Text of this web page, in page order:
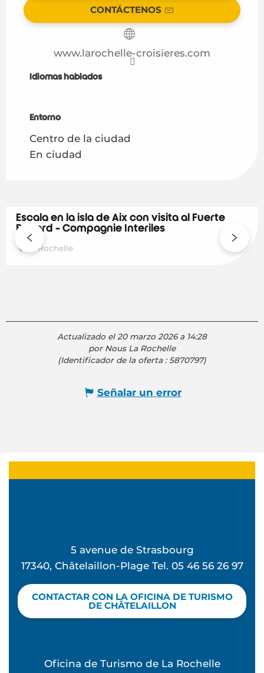
CONTÁCTENOS
www.larochelle-croisieres.com
Idiomas hablados
Idiomas hablados
Entorno
Entorno
Centro de la ciudad
En ciudad
Escala en la isla de Aix con visita al Fuerte
Boyard - Compagnie Interîles
La Rochelle
Actualizado el 20 marzo 2026 a 14:28
por Nous La Rochelle
(Identificador de la oferta :5870797)
Señalar un error
5 avenue de Strasbourg
17340, Châtelaillon-Plage Tel. 05 46 56 26 97
CONTACTAR CON LA OFICINA DE TURISMO
DE CHÂTELAILLON
Oficina de Turismo de La Rochelle